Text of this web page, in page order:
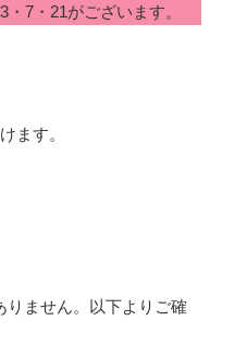
7・21がございます。
ます。
ません。以下よりご確